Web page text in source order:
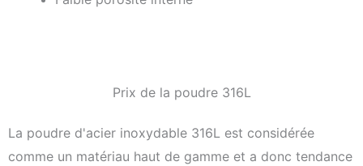
Prix de la poudre 316L
La poudre d'acier inoxydable 316L est considérée
comme un matériau haut de gamme et a donc tendance